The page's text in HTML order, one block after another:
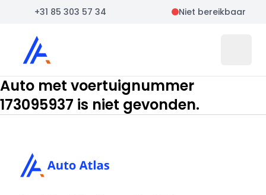
+31 85 303 57 34 Niet bereikbaar
Auto Atlas
Auto met voertuignummer
173095937 is niet gevonden.